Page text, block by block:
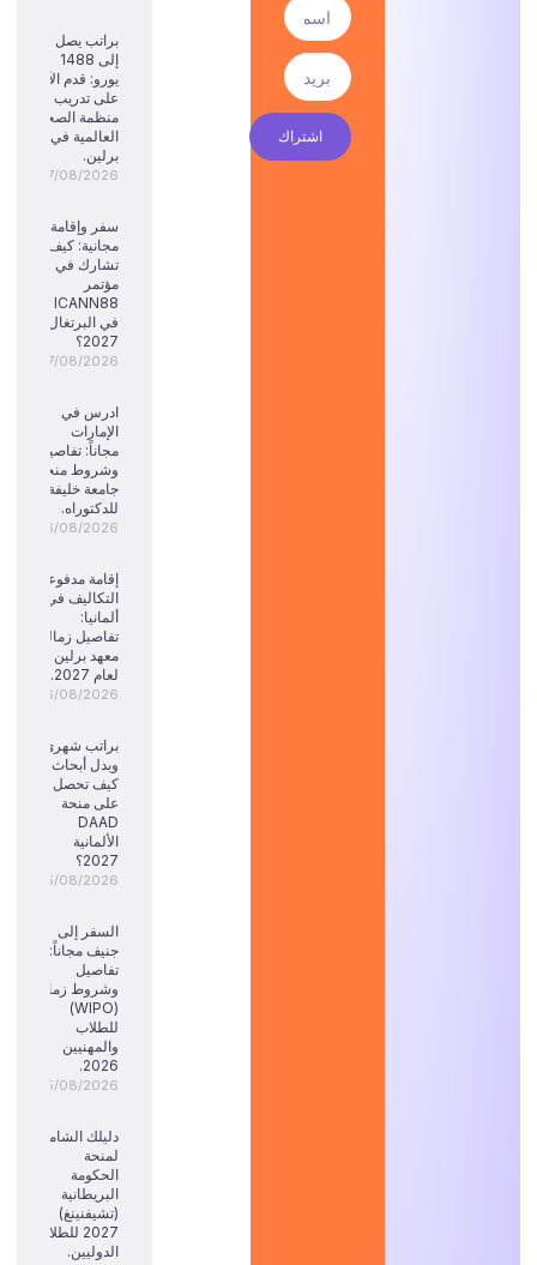
اشتراك
براتب يصل
إلى 1488
يورو: قدم الآن
على تدريب
منظمة الصحة
العالمية في
برلين.
07/08/2026
سفر وإقامة
مجانية: كيف
تشارك في
مؤتمر
ICANN88
في البرتغال
2027؟
07/08/2026
ادرس في
الإمارات
مجاناً: تفاصيل
وشروط منحة
جامعة خليفة
للدكتوراه.
06/08/2026
إقامة مدفوعة
التكاليف في
ألمانيا:
تفاصيل زمالة
معهد برلين
لعام 2027.
06/08/2026
براتب شهري
وبدل أبحاث:
كيف تحصل
على منحة
DAAD
الألمانية
2027؟
05/08/2026
السفر إلى
جنيف مجاناً:
تفاصيل
وشروط زمالة
(WIPO)
للطلاب
والمهنيين
2026.
05/08/2026
دليلك الشامل
لمنحة
الحكومة
البريطانية
(تشيفنينغ)
2027 للطلاب
الدوليين.